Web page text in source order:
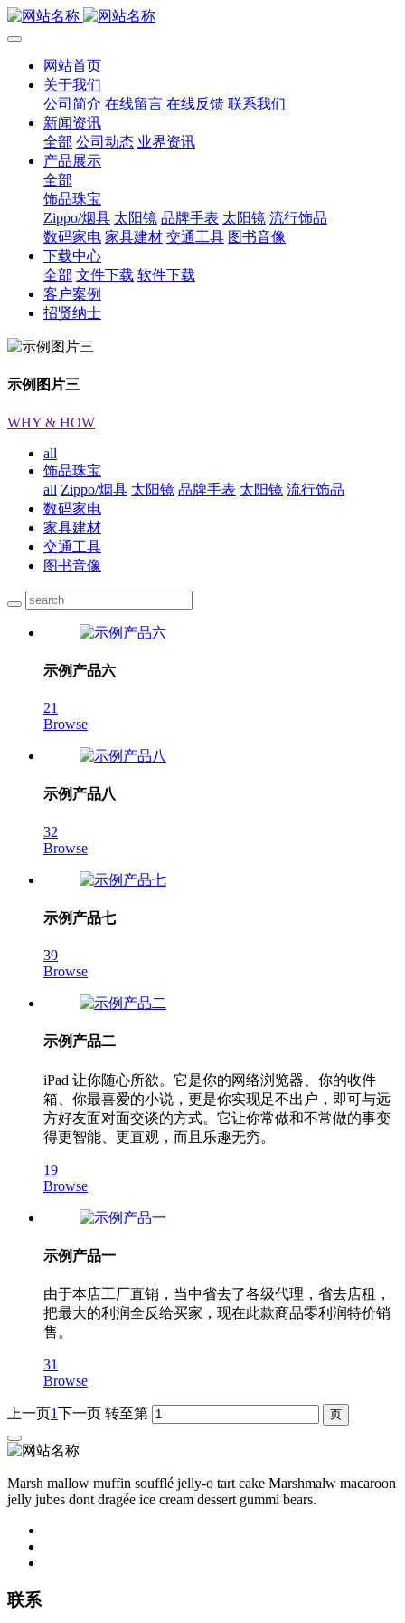
网站首页
关于我们
公司简介 在线留言 在线反馈 联系我们
新闻资讯
全部 公司动态 业界资讯
产品展示
全部
饰品珠宝
Zippo/烟具 太阳镜 品牌手表 太阳镜 流行饰品
数码家电 家具建材 交通工具 图书音像
下载中心
全部 文件下载 软件下载
客户案例
招贤纳士
示例图片三
WHY & HOW
all
饰品珠宝
all Zippo/烟具 太阳镜 品牌手表 太阳镜 流行饰品
数码家电
家具建材
交通工具
图书音像
示例产品六
21
Browse
示例产品八
32
Browse
示例产品七
39
Browse
示例产品二
iPad 让你随心所欲。它是你的网络浏览器、你的收件
箱、你最喜爱的小说，更是你实现足不出户，即可与远
方好友面对面交谈的方式。它让你常做和不常做的事变
得更智能、更直观，而且乐趣无穷。
19
Browse
示例产品一
由于本店工厂直销，当中省去了各级代理，省去店租，
把最大的利润全反给买家，现在此款商品零利润特价销
售。
31
Browse
上一页1下一页 转至第
Marsh mallow muffin soufflé jelly-o tart cake Marshmalw macaroon
jelly jubes dont dragée ice cream dessert gummi bears.
联系